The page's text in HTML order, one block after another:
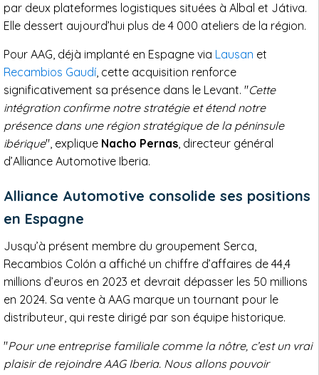
par deux plateformes logistiques situées à Albal et Játiva.
Elle dessert aujourd’hui plus de 4 000 ateliers de la région.
Pour AAG, déjà implanté en Espagne via Lausan et
Recambios Gaudí, cette acquisition renforce
significativement sa présence dans le Levant. "Cette
intégration confirme notre stratégie et étend notre
présence dans une région stratégique de la péninsule
ibérique", explique Nacho Pernas, directeur général
d’Alliance Automotive Iberia.
Alliance Automotive consolide ses positions
en Espagne
Jusqu’à présent membre du groupement Serca,
Recambios Colón a affiché un chiffre d’affaires de 44,4
millions d’euros en 2023 et devrait dépasser les 50 millions
en 2024. Sa vente à AAG marque un tournant pour le
distributeur, qui reste dirigé par son équipe historique.
"Pour une entreprise familiale comme la nôtre, c’est un vrai
plaisir de rejoindre AAG Iberia. Nous allons pouvoir